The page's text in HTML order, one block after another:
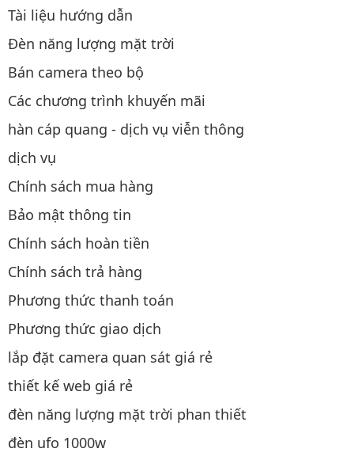
Tài liệu hướng dẫn
Đèn năng lượng mặt trời
Bán camera theo bộ
Các chương trình khuyến mãi
hàn cáp quang - dịch vụ viễn thông
dịch vụ
Chính sách mua hàng
Bảo mật thông tin
Chính sách hoàn tiền
Chính sách trả hàng
Phương thức thanh toán
Phương thức giao dịch
lắp đặt camera quan sát giá rẻ
thiết kế web giá rẻ
đèn năng lượng mặt trời phan thiết
đèn ufo 1000w